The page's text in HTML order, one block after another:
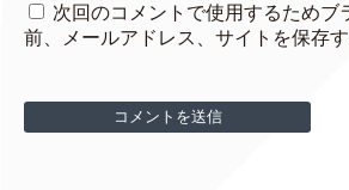
次回のコメントで使用するためブ
前、メールアドレス、サイトを保存す